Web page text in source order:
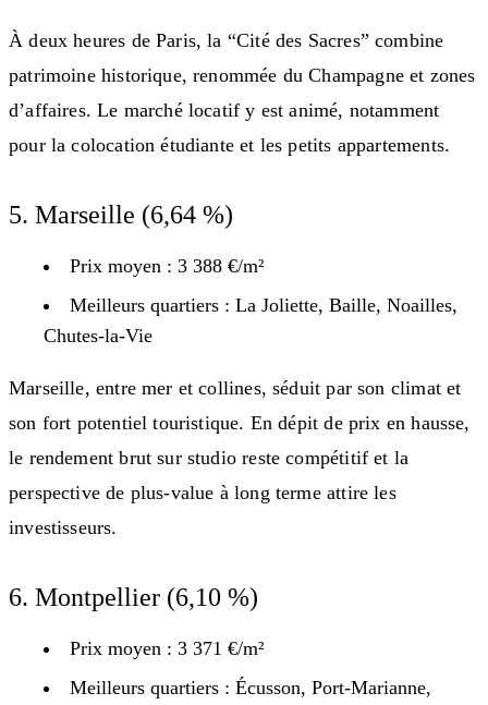
À deux heures de Paris, la “Cité des Sacres” combine
patrimoine historique, renommée du Champagne et zones
d’affaires. Le marché locatif y est animé, notamment
pour la colocation étudiante et les petits appartements.
5. Marseille (6,64 %)
Prix moyen : 3 388 €/m²
Meilleurs quartiers : La Joliette, Baille, Noailles,
Chutes-la-Vie
Marseille, entre mer et collines, séduit par son climat et
son fort potentiel touristique. En dépit de prix en hausse,
le rendement brut sur studio reste compétitif et la
perspective de plus-value à long terme attire les
investisseurs.
6. Montpellier (6,10 %)
Prix moyen : 3 371 €/m²
Meilleurs quartiers : Écusson, Port-Marianne,